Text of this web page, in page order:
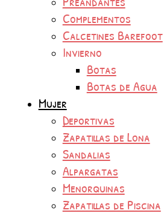
Complementos
Calcetines Barefoot
Invierno
Botas
Botas de Agua
Mujer
Deportivas
Zapatillas de Lona
Sandalias
Alpargatas
Menorquinas
Zapatillas de Piscina